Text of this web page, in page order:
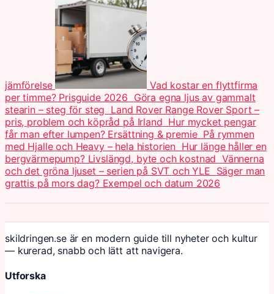
jämförelse
Vad kostar en flyttfirma
per timme? Prisguide 2026 Göra egna ljus av gammalt
stearin – steg för steg Land Rover Range Rover Sport –
pris, problem och köpråd på Irland Hur mycket pengar
får man efter lumpen? Ersättning & premie På rymmen
med Hjalle och Heavy – hela historien Hur länge håller en
bergvärmepump? Livslängd, byte och kostnad Vännerna
och det gröna ljuset – serien på SVT och YLE Säger man
grattis på mors dag? Exempel och datum 2026
skildringen.se är en modern guide till nyheter och kultur
— kurerad, snabb och lätt att navigera.
Utforska